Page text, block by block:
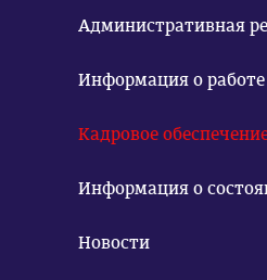
Административная
Информация о
Кадровое
Информация о
Новости